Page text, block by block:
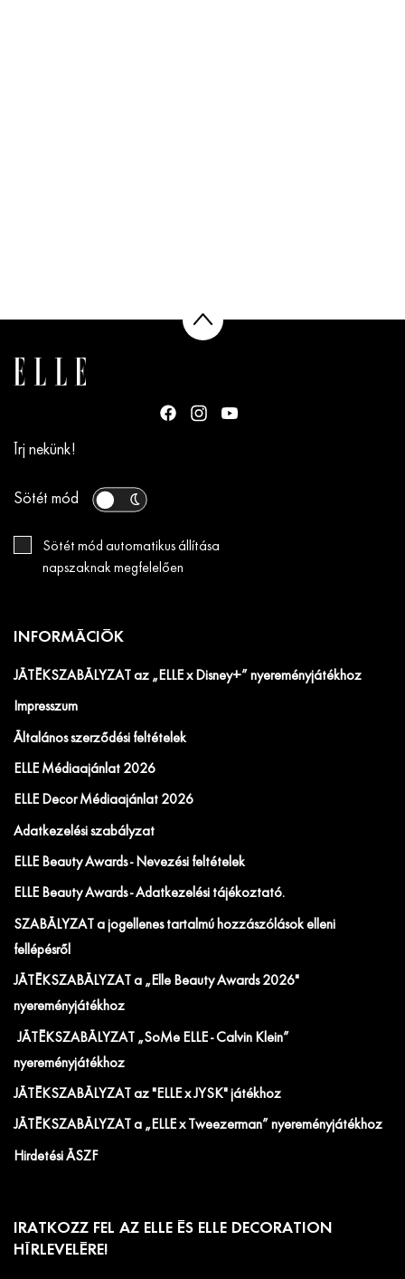
Írj nekünk!
Sötét mód
Sötét mód automatikus állítása
napszaknak megfelelően
INFORMÁCIÓK
JÁTÉKSZABÁLYZAT az „ELLE x Disney+” nyereményjátékhoz
Impresszum
Általános szerződési feltételek
ELLE Médiaajánlat 2026
ELLE Decor Médiaajánlat 2026
Adatkezelési szabályzat
ELLE Beauty Awards - Nevezési feltételek
ELLE Beauty Awards - Adatkezelési tájékoztató.
SZABÁLYZAT a jogellenes tartalmú hozzászólások elleni
fellépésről
JÁTÉKSZABÁLYZAT a „Elle Beauty Awards 2026"
nyereményjátékhoz
JÁTÉKSZABÁLYZAT „SoMe ELLE - Calvin Klein”
nyereményjátékhoz
JÁTÉKSZABÁLYZAT az "ELLE x JYSK" játékhoz
JÁTÉKSZABÁLYZAT a „ELLE x Tweezerman” nyereményjátékhoz
Hirdetési ÁSZF
IRATKOZZ FEL AZ ELLE ÉS ELLE DECORATION
HÍRLEVELÉRE!